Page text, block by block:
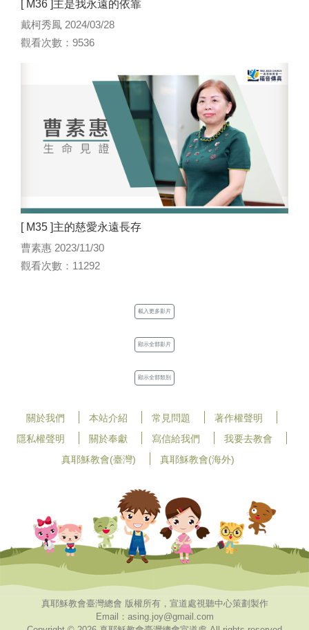
[ M36 ]主是我永遠的依靠
戴柯秀鳳 2024/03/28
觀看次數：9536
[ M35 ]主的慈愛永遠長存
曹素惠 2023/11/30
觀看次數：11292
載入更多影片
顯示全部影片
顯示全部類別
關於我們 本站介紹 常見問題
著作權聲明
隱私權聲明
關於奉獻 寫信給我們
我要去教會
真耶穌教會(臺灣)
真耶穌教會(海外)
真耶穌教會臺灣總會 版權所有，宣道處視聽中心策劃製作
Email：asing.joy@gmail.com